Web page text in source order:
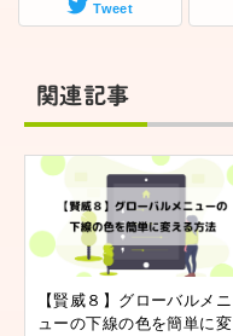
Tweet
関連記事
【賢威８】グローバルメニ
ューの下線の色を簡単に変